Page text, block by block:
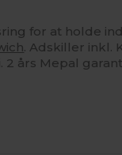
for at holde
. Adskiller inkl.
2 års Mepal